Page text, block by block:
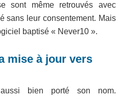
sont même retrouvés avec
sans leur consentement. Mais
baptisé « Never10 ».
mise à jour vers
bien porté son nom.